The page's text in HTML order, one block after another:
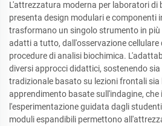
L'attrezzatura moderna per laboratori di
presenta design modulari e componenti
trasformano un singolo strumento in
adatti a tutto, dall'osservazione cellulare
procedure di analisi biochimica.
diversi approcci didattici, sostenendo
tradizionale basato su lezioni frontali sia
apprendimento basate sull'indagine,
l'esperimentazione guidata dagli
moduli espandibili permettono